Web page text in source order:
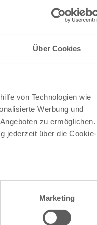
Über Cookies
von Technologien wie
Werbung und
zu ermöglichen.
jederzeit über die Cookie-
sein können
Präferenzen imAbschnitt
Marketing
herausfinden
(oder einen Teil